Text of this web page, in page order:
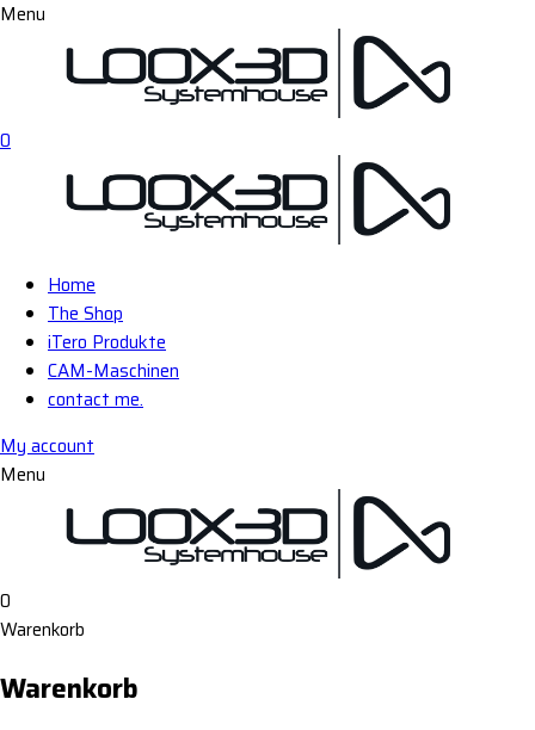
Menu
0
Home
The Shop
iTero Produkte
CAM-Maschinen
contact me.
My account
Menu
0
Warenkorb
Warenkorb